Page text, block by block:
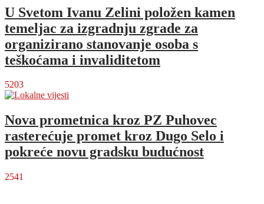
U Svetom Ivanu Zelini položen kamen
temeljac za izgradnju zgrade za
organizirano stanovanje osoba s
teškoćama i invaliditetom
5203
Nova prometnica kroz PZ Puhovec
rasterećuje promet kroz Dugo Selo i
pokreće novu gradsku budućnost
2541